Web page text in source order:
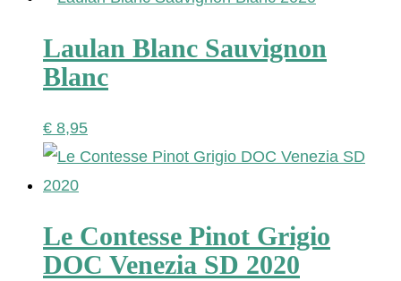
Laulan Blanc Sauvignon
Blanc
€ 8,95
Le Contesse Pinot Grigio
DOC Venezia SD 2020